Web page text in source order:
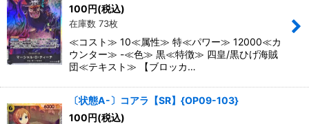
100円(税込)
在庫数 73枚
≪コスト≫ 10≪属性≫ 特≪パワー≫ 12000≪カ
ウンター≫ -≪色≫ 黒≪特徴≫ 四皇/黒ひげ海賊
団≪テキスト≫ 【ブロッカ…
〔状態A-〕コアラ【SR】{OP09-103}
100円(税込)